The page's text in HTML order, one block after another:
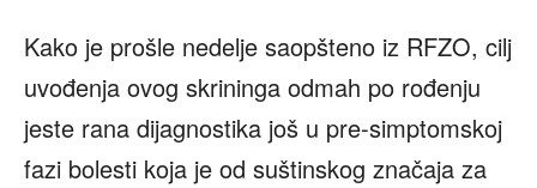
Kako je prošle nedelje saopšteno iz RFZO, cilj
uvođenja ovog skrininga odmah po rođenju
jeste rana dijagnostika još u pre-simptomskoj
fazi bolesti koja je od suštinskog značaja za